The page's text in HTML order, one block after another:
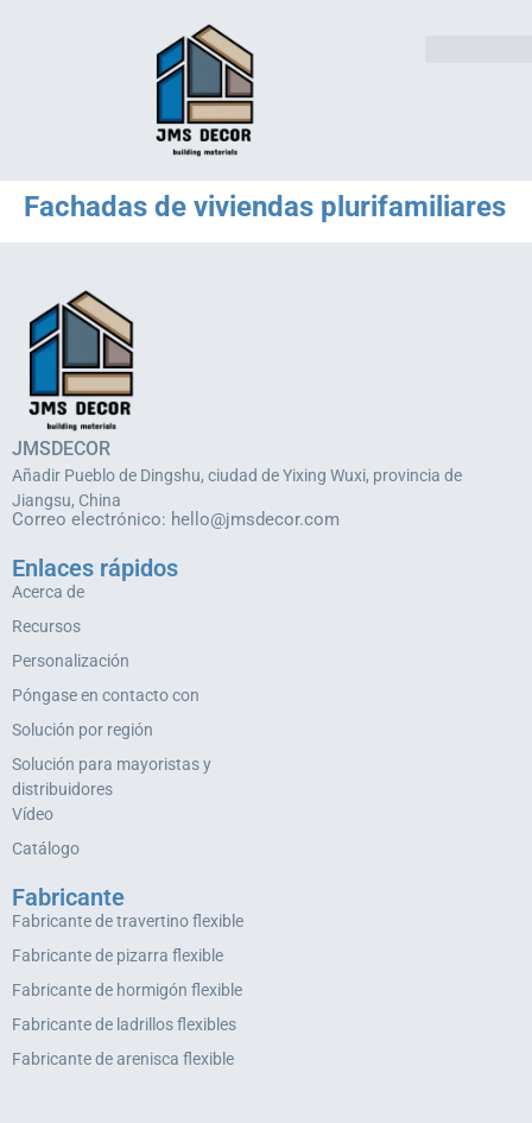
Fachadas de viviendas plurifamiliares
JMSDECOR
Añadir Pueblo de Dingshu, ciudad de Yixing Wuxi, provincia de
Jiangsu, China
Correo electrónico: hello@jmsdecor.com
Enlaces rápidos
Acerca de
Recursos
Personalización
Póngase en contacto con
Solución por región
Solución para mayoristas y
distribuidores
Vídeo
Catálogo
Fabricante
Fabricante de travertino flexible
Fabricante de pizarra flexible
Fabricante de hormigón flexible
Fabricante de ladrillos flexibles
Fabricante de arenisca flexible